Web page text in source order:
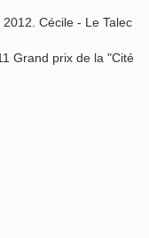
2012. Cécile - Le Talec
Grand prix de la "Cité